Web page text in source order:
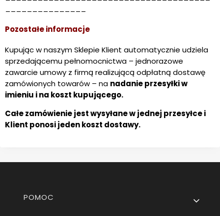
Pozostałe informacje
Kupując w naszym Sklepie Klient automatycznie udziela
sprzedającemu pełnomocnictwa – jednorazowe
zawarcie umowy z firmą realizującą odpłatną dostawę
zamówionych towarów – na nadanie przesyłki w
imieniu i na koszt kupującego.
Całe zamówienie jest wysyłane w jednej przesyłce i
Klient ponosi jeden koszt dostawy.
Linki w stopce
POMOC